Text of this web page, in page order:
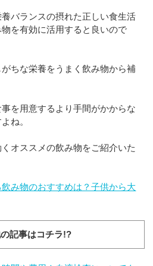
バランスの摂れた正しい食生活
を有効に活用すると良いので
ちな栄養をうまく飲み物から補
を用意するより手間がかからな
ね。
オススメの飲み物をご紹介いた
飲み物のおすすめは？子供から大
の記事はコチラ!?